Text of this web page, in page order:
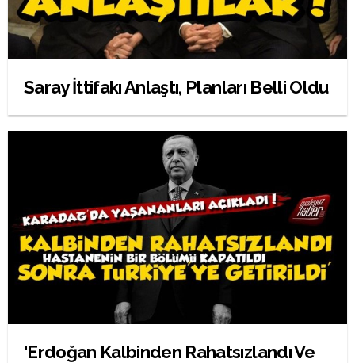
Saray İttifakı Anlaştı, Planları Belli Oldu
'Erdoğan Kalbinden Rahatsızlandı Ve